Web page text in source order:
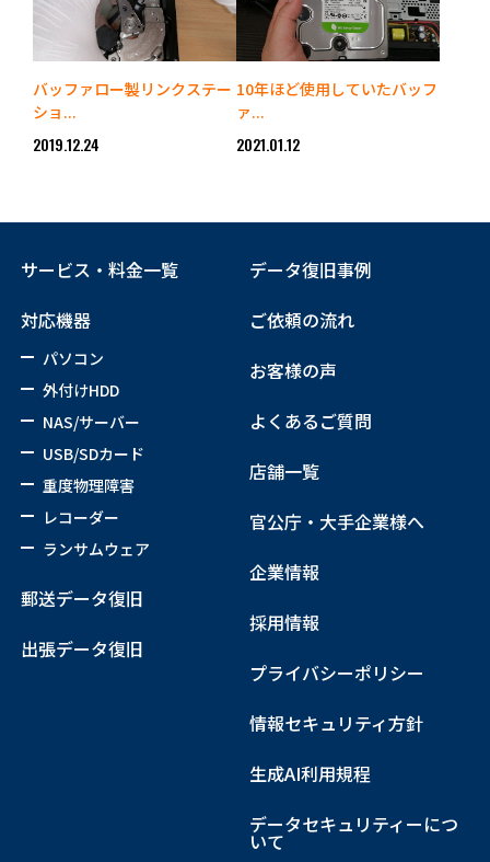
バッファロー製リンクステー
ショ...
2019.12.24
10年ほど使用していたバッフ
ァ...
2021.01.12
サービス・料金一覧
対応機器
パソコン
外付けHDD
NAS/サーバー
USB/SDカード
重度物理障害
レコーダー
ランサムウェア
郵送データ復旧
出張データ復旧
データ復旧事例
ご依頼の流れ
お客様の声
よくあるご質問
店舗一覧
官公庁・大手企業様へ
企業情報
採用情報
プライバシーポリシー
情報セキュリティ方針
生成AI利用規程
データセキュリティーにつ
いて